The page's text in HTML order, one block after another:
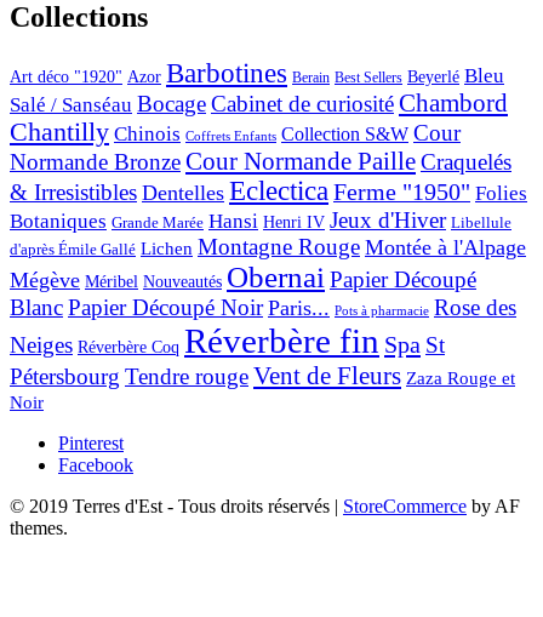
Collections
Art déco "1920" Azor Barbotines Berain Best Sellers Beyerlé Bleu
Salé / Sanséau BocageCabinet de curiositéChambord
Chantilly Chinois Coffrets Enfants Collection S&W Cour
Normande BronzeCour Normande PailleCraquelés
& Irresistibles Dentelles EclecticaFerme "1950" Folies
Botaniques Grande Marée Hansi Henri IV Jeux d'Hiver Libellule
d'après Émile Gallé Lichen Montagne Rouge Montée à l'Alpage
Mégève Méribel Nouveautés Obernai Papier Découpé
BlancPapier Découpé Noir Paris... Pots à pharmacie Rose des
Neiges Réverbère Coq Réverbère fin Spa St
Pétersbourg Tendre rougeVent de Fleurs Zaza Rouge et
Noir
Pinterest
Facebook
© 2019 Terres d'Est - Tous droits réservés | StoreCommerce by AF
themes.